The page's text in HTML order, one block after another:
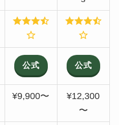
公式 公式
¥9,900〜
¥12,300
〜